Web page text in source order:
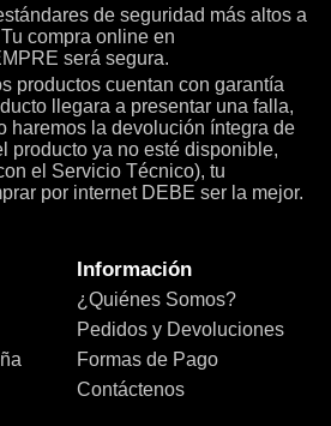
de seguridad más altos a
compra online en
será segura.
productos cuentan con garantía
llegara a presentar una falla,
haremos la devolución íntegra de
producto ya no esté disponible,
el Servicio Técnico), tu
por internet DEBE ser la mejor.
Información
¿Quiénes Somos?
Pedidos y Devoluciones
Formas de Pago
Contáctenos